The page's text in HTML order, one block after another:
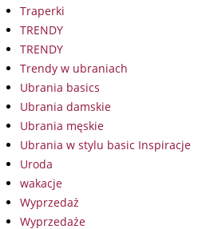
Traperki
TRENDY
TRENDY
Trendy w ubraniach
Ubrania basics
Ubrania damskie
Ubrania męskie
Ubrania w stylu basic Inspiracje
Uroda
wakacje
Wyprzedaż
Wyprzedaże